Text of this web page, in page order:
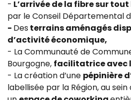
- L’arrivée de la fibre sur
par le Conseil Départemental
- Desterrains aménagés
d’activité économique,
- La Communauté de
Bourgogne, facilitatrice avec
- La création d’une pépinière
labellisée par la Région, au